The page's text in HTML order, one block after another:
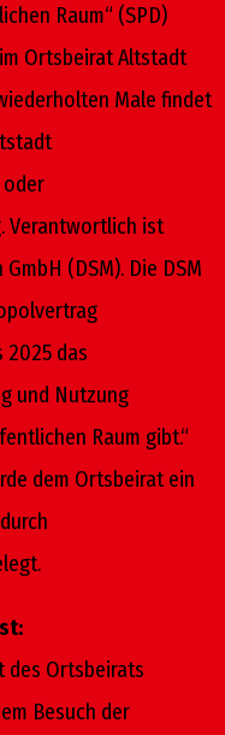
Raum“ (SPD)
Ortsbeirat Altstadt
Male findet
oder
Verantwortlich ist
(DSM). Die DSM
2025 das
und Nutzung
Raum gibt.“
dem Ortsbeirat ein
des Ortsbeirats
Besuch der